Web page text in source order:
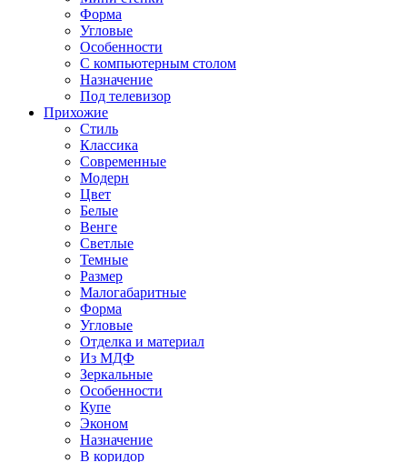
Форма
Угловые
Особенности
С компьютерным столом
Назначение
Под телевизор
Прихожие
Стиль
Классика
Современные
Модерн
Цвет
Белые
Венге
Светлые
Темные
Размер
Малогабаритные
Форма
Угловые
Отделка и материал
Из МДФ
Зеркальные
Особенности
Купе
Эконом
Назначение
В коридор